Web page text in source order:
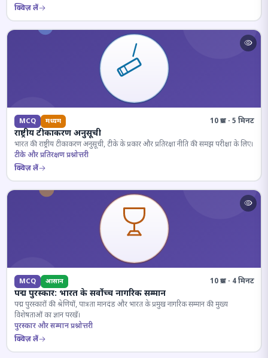
क्विज़ लें
MCQ मध्यम 10 प्रश्न · 5 मिनट
राष्ट्रीय टीकाकरण अनुसूची
भारत की राष्ट्रीय टीकाकरण अनुसूची, टीके के प्रकार और प्रतिरक्षा नीति की समझ परीक्षा के लिए।
टीके और प्रतिरक्षण प्रश्नोत्तरी
क्विज़ लें
MCQ आसान 10 प्रश्न · 4 मिनट
पद्म पुरस्कार: भारत के सर्वोच्च नागरिक सम्मान
पद्म पुरस्कारों की श्रेणियों, पात्रता मानदंड और भारत के प्रमुख नागरिक सम्मान की मुख्य
विशेषताओं का ज्ञान परखें।
पुरस्कार और सम्मान प्रश्नोत्तरी
क्विज़ लें